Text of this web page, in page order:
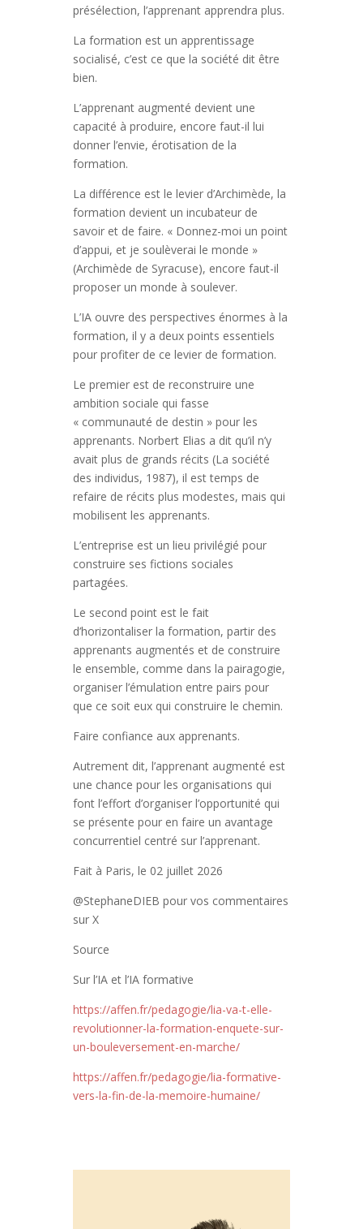
présélection, l’apprenant apprendra plus.
La formation est un apprentissage
socialisé, c’est ce que la société dit être
bien.
L’apprenant augmenté devient une
capacité à produire, encore faut-il lui
donner l’envie, érotisation de la
formation.
La différence est le levier d’Archimède, la
formation devient un incubateur de
savoir et de faire. « Donnez-moi un point
d’appui, et je soulèverai le monde »
(Archimède de Syracuse), encore faut-il
proposer un monde à soulever.
L’IA ouvre des perspectives énormes à la
formation, il y a deux points essentiels
pour profiter de ce levier de formation.
Le premier est de reconstruire une
ambition sociale qui fasse
« communauté de destin » pour les
apprenants. Norbert Elias a dit qu’il n’y
avait plus de grands récits (La société
des individus, 1987), il est temps de
refaire de récits plus modestes, mais qui
mobilisent les apprenants.
L’entreprise est un lieu privilégié pour
construire ses fictions sociales
partagées.
Le second point est le fait
d’horizontaliser la formation, partir des
apprenants augmentés et de construire
le ensemble, comme dans la pairagogie,
organiser l’émulation entre pairs pour
que ce soit eux qui construire le chemin.
Faire confiance aux apprenants.
Autrement dit, l’apprenant augmenté est
une chance pour les organisations qui
font l’effort d’organiser l’opportunité qui
se présente pour en faire un avantage
concurrentiel centré sur l’apprenant.
Fait à Paris, le 02 juillet 2026
@StephaneDIEB pour vos commentaires
sur X
Source
Sur l’IA et l’IA formative
https://affen.fr/pedagogie/lia-va-t-elle-
revolutionner-la-formation-enquete-sur-
un-bouleversement-en-marche/
https://affen.fr/pedagogie/lia-formative-
vers-la-fin-de-la-memoire-humaine/